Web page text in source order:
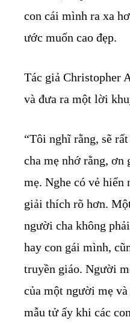
con cái mình ra xa
ước muốn cao đẹp.
Tác giả Christopher
và đưa ra một lời
“Tôi nghĩ rằng, sẽ
cha mẹ nhớ rằng, ơn
mẹ. Nghe có vẻ hiển
giải thích rõ hơn.
người cha không
hay con gái mình,
truyền giáo. Người
của một người mẹ
mẫu tử ấy khi các